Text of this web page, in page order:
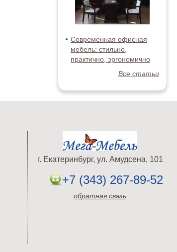
Современная офисная
мебель: стильно,
практично, эргономично
Все статьи
г. Екатеринбург, ул. Амудсена, 101
+7 (343) 267-89-52
обратная связь